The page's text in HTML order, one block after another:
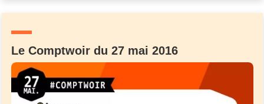
Le Comptwoir du 27 mai 2016
C'EST PARTI